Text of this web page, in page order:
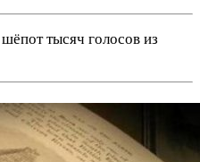
тысяч голосов из